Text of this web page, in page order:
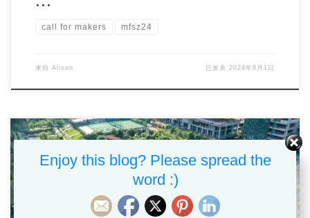
call for makers mfsz24
来自 Alison 已发表 2024年8月1日
As Maker Faire Shenzhen celebrates its thirteenth […]
Enjoy this blog? Please spread the
word :)